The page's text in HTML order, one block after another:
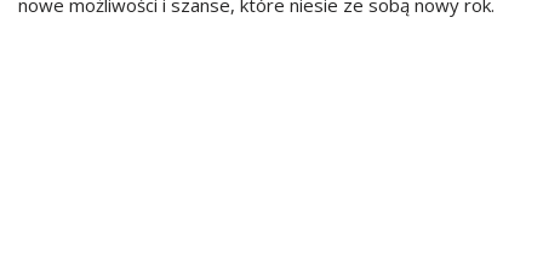
nowe możliwości i szanse, które niesie ze sobą nowy rok.